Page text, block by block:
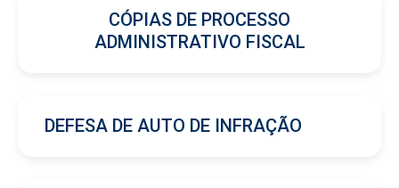
CÓPIAS DE PROCESSO
ADMINISTRATIVO FISCAL
DEFESA DE AUTO DE INFRAÇÃO